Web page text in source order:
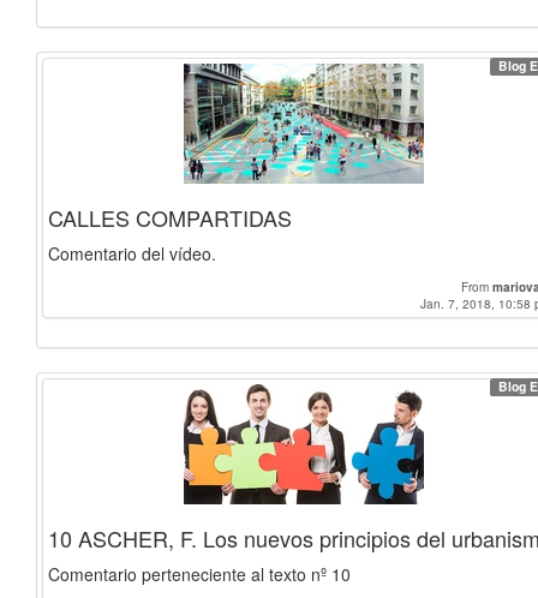
Blog
CALLES COMPARTIDAS
Comentario del vídeo.
From
Jan. 7, 2018, 10:58
Blog
10 ASCHER, F. Los nuevos principios del
Comentario perteneciente al texto nº 10